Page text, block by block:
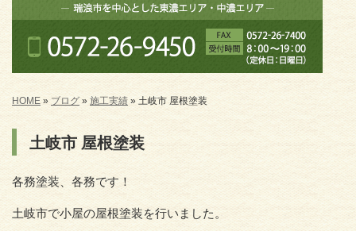
HOME » ブログ » 施工実績 » 土岐市 屋根塗装
土岐市 屋根塗装
各務塗装、各務です！
土岐市で小屋の屋根塗装を行いました。